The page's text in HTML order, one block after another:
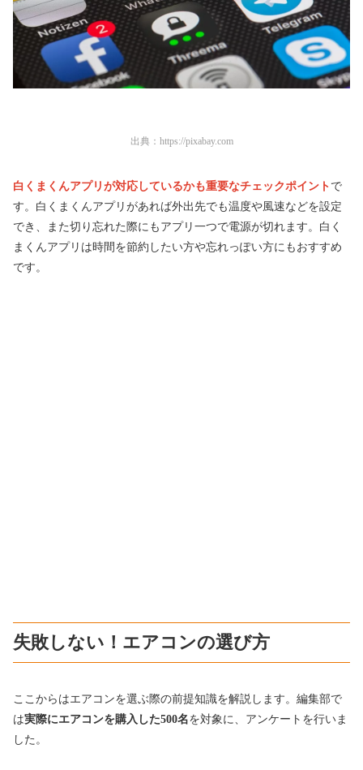
出典： https://pixabay.com
白くまくんアプリが対応しているかも重要なチェックポイント で
す。白くまくんアプリがあれば外出先でも温度や風速などを設定
でき、また切り忘れた際にもアプリ一つで電源が切れます。白く
まくんアプリは時間を節約したい方や忘れっぽい方にもおすすめ
です。
失敗しない！エアコンの選び方
ここからはエアコンを選ぶ際の前提知識を解説します。 編集部で
は実際にエアコンを購入した500名を対象に、アンケートを行いま
した。